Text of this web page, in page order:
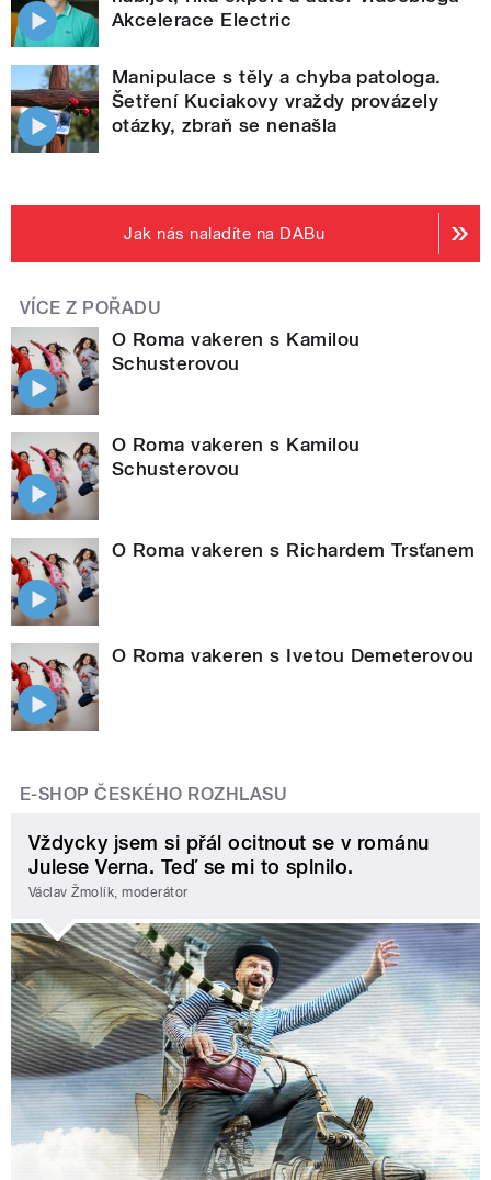
Akcelerace Electric
Manipulace s těly a chyba patologa.
Šetření Kuciakovy vraždy provázely
otázky, zbraň se nenašla
Jak nás naladíte na DABu
VÍCE Z POŘADU
O Roma vakeren s Kamilou
Schusterovou
O Roma vakeren s Kamilou
Schusterovou
O Roma vakeren s Richardem Trsťanem
O Roma vakeren s Ivetou Demeterovou
E-SHOP ČESKÉHO ROZHLASU
Vždycky jsem si přál ocitnout se v románu
Julese Verna. Teď se mi to splnilo.
Václav Žmolík, moderátor